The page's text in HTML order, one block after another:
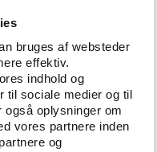
bruges af websteder
effektiv.
indhold og
til sociale medier og til
oplysninger om
vores partnere inden
og
rører sig inden for
Vi
vi tager ud og
ansøgning, søger vi
Danmark ser